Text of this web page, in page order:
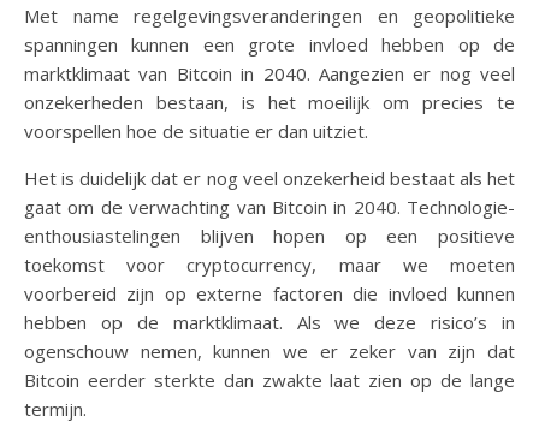
Met name regelgevingsveranderingen en geopolitieke
spanningen kunnen een grote invloed hebben op de
marktklimaat van Bitcoin in 2040. Aangezien er nog veel
onzekerheden bestaan, is het moeilijk om precies te
voorspellen hoe de situatie er dan uitziet.
Het is duidelijk dat er nog veel onzekerheid bestaat als het
gaat om de verwachting van Bitcoin in 2040. Technologie-
enthousiastelingen blijven hopen op een positieve
toekomst voor cryptocurrency, maar we moeten
voorbereid zijn op externe factoren die invloed kunnen
hebben op de marktklimaat. Als we deze risico’s in
ogenschouw nemen, kunnen we er zeker van zijn dat
Bitcoin eerder sterkte dan zwakte laat zien op de lange
termijn.